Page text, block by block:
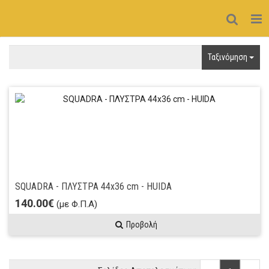
Ταξινόμηση
SQUADRA - ΠΛΥΣΤΡΑ 44x36 cm - HUIDA
140.00€ (με Φ.Π.Α)
Προβολή